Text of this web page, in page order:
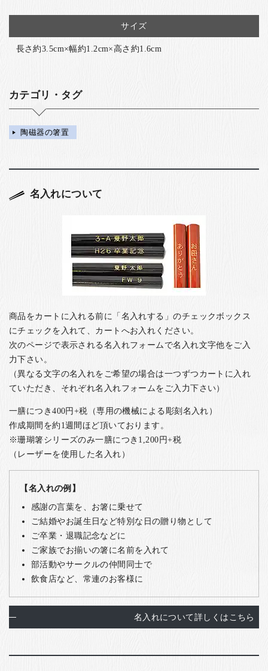
サイズ
長さ約3.5cm×幅約1.2cm×高さ約1.6cm
カテゴリ・タグ
陶磁器の箸置
名入れについて
商品をカートに入れる前に「名入れする」のチェックボックス
にチェックを入れて、カートへお入れください。
次のページで表示される名入れフォームで名入れ文字他をご入
力下さい。
（異なる文字の名入れをご希望の場合は一つずつカートに入れ
ていただき、それぞれ名入れフォームをご入力下さい）
一膳につき400円+税（専用の機械による彫刻名入れ）
作成期間を約1週間ほど頂いております。
※珊瑚箸シリーズのみ一膳につき1,200円+税
（レーザーを使用した名入れ）
【名入れの例】
感謝の言葉を、お箸に乗せて
ご結婚やお誕生日など特別な日の贈り物として
ご卒業・退職記念などに
ご家族でお揃いの箸に名前を入れて
部活動やサークルの仲間同士で
飲食店など、常連のお客様に
名入れについて詳しくはこちら